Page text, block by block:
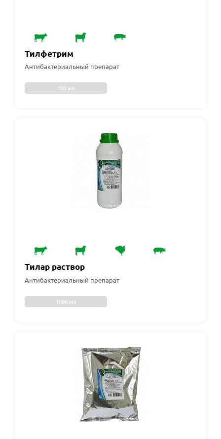
Тилфетрим
Антибактериальный препарат
100 мл
Тилар раствор
Антибактериальный препарат
1000 мл